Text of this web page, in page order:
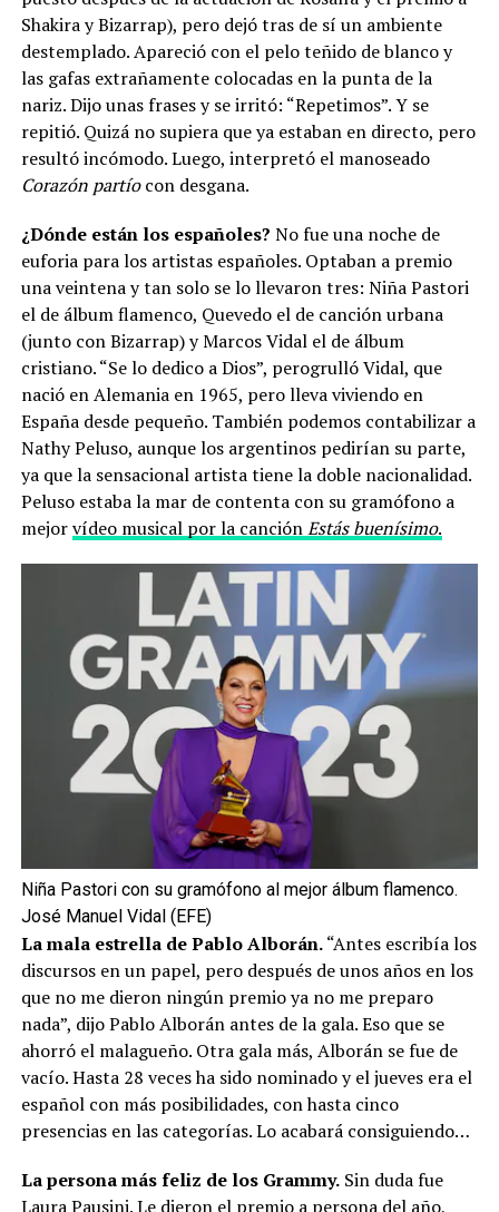
Shakira y Bizarrap), pero dejó tras de sí un ambiente
destemplado. Apareció con el pelo teñido de blanco y
las gafas extrañamente colocadas en la punta de la
nariz. Dijo unas frases y se irritó: “Repetimos”. Y se
repitió. Quizá no supiera que ya estaban en directo, pero
resultó incómodo. Luego, interpretó el manoseado
Corazón partíocon desgana.
¿Dónde están los españoles? No fue una noche de
euforia para los artistas españoles. Optaban a premio
una veintena y tan solo se lo llevaron tres: Niña Pastori
el de álbum flamenco, Quevedo el de canción urbana
(junto con Bizarrap) y Marcos Vidal el de álbum
cristiano. “Se lo dedico a Dios”, perogrulló Vidal, que
nació en Alemania en 1965, pero lleva viviendo en
España desde pequeño. También podemos contabilizar a
Nathy Peluso, aunque los argentinos pedirían su parte,
ya que la sensacional artista tiene la doble nacionalidad.
Peluso estaba la mar de contenta con su gramófono a
mejorvídeo musical por la canciónEstás buenísimo.
Niña Pastori con su gramófono al mejor álbum flamenco.
José Manuel Vidal (EFE)
La mala estrella de Pablo Alborán.“Antes escribía los
discursos en un papel, pero después de unos años en los
que no me dieron ningún premio ya no me preparo
nada”, dijo Pablo Alborán antes de la gala. Eso que se
ahorró el malagueño. Otra gala más, Alborán se fue de
vacío. Hasta 28 veces ha sido nominado y el jueves era el
español con más posibilidades, con hasta cinco
presencias en las categorías. Lo acabará consiguiendo…
La persona más feliz de los Grammy.Sin duda fue
Laura Pausini. Le dieron el premio a persona del año,